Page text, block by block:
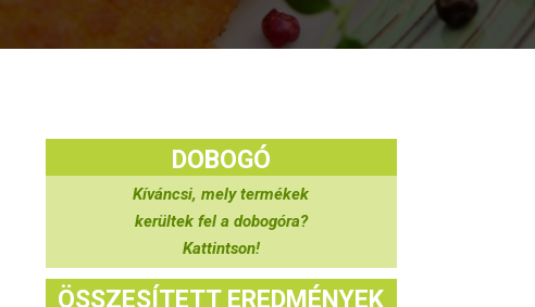
DOBOGÓ
Kíváncsi, mely termékek
kerültek fel a dobogóra?
Kattintson!
ÖSSZESÍTETT EREDMÉNYEK